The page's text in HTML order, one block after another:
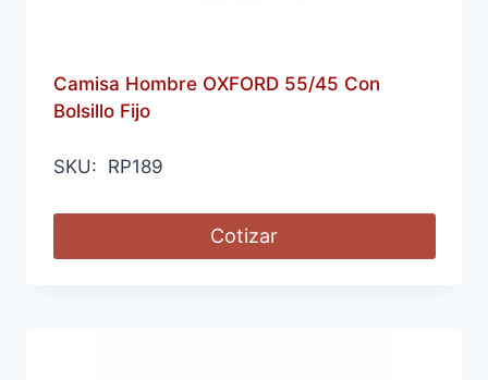
Camisa Hombre OXFORD 55/45 Con
Bolsillo Fijo
SKU: RP189
Cotizar